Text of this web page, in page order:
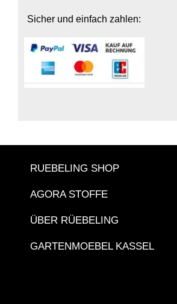
Sicher und einfach zahlen:
RUEBELING SHOP
AGORA STOFFE
ÜBER RÜEBELING
GARTENMOEBEL KASSEL